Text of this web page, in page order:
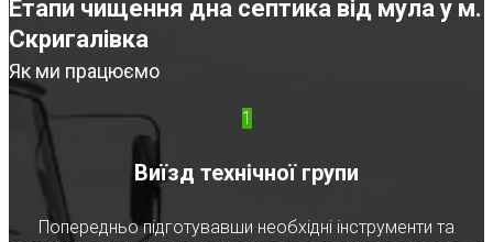
Етапи чищення дна септика від мула у м.
Скригалівка
Як ми працюємо
1
Виїзд технічної групи
Попередньо підготувавши необхідні інструменти та